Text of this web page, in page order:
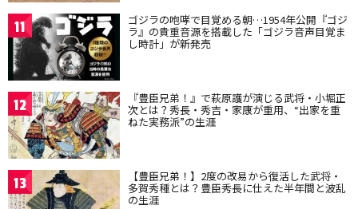
11 ゴジラの咆哮で目覚める朝…1954年公開『ゴジ
ラ』の貴重音源を搭載した「ゴジラ音声目覚ま
し時計」が新発売
12 『豊臣兄弟！』で萩原護が演じる武将・小堀正
次とは？秀長・秀吉・家康が重用、“出家を重
ねた実務派”の生涯
13 【豊臣兄弟！】2度の改易から復活した武将・
多賀秀種とは？豊臣秀長に仕えた半年間と波乱
の生涯